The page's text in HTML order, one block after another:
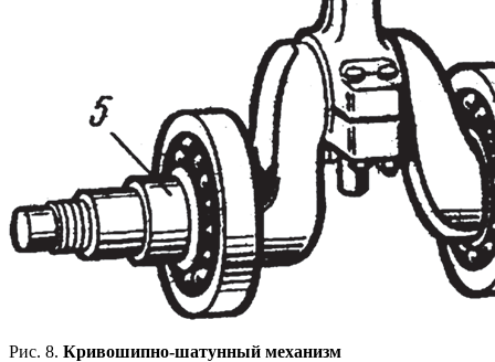
Рис. 8. Кривошипно-шатунный механизм